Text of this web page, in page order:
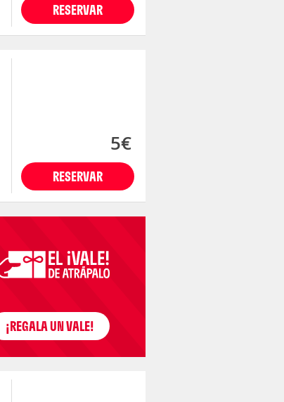
RESERVAR
RESERVAR
5€